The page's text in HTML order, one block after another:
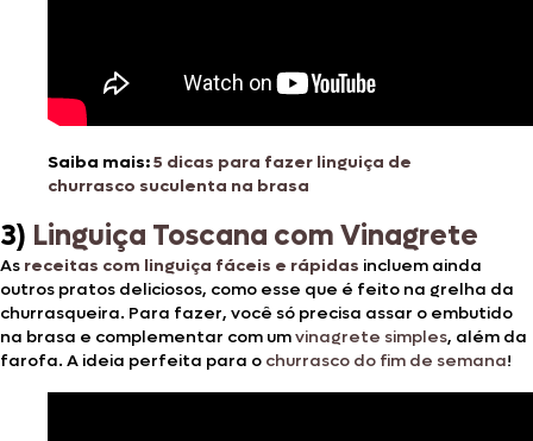
Saiba mais:5 dicas para fazer linguiça de
churrasco suculenta na brasa
3) Linguiça Toscana com Vinagrete
As receitas com linguiça fáceis e rápidas incluem ainda
outros pratos deliciosos, como esse que é feito na grelha da
churrasqueira. Para fazer, você só precisa assar o embutido
na brasa e complementar com umvinagrete simples, além da
farofa. A ideia perfeita para o churrasco do fim de semana!